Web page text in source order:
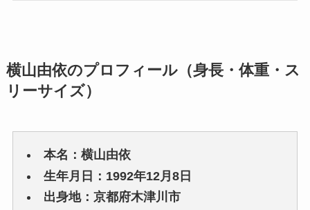
横山由依のプロフィール（身長・体重・ス
リーサイズ）
本名：横山由依
生年月日：1992年12月8日
出身地：京都府木津川市